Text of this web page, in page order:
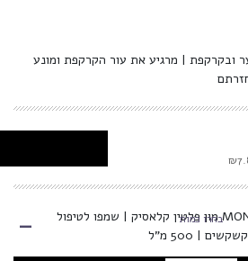
ובקרקפת | מרגיע את עור הקרקפת ומונע
כמות של MON PLATIN מון פלטין קלאסיק | שמפו לטיפול
| 500 מ"ל
בחרו כמות -